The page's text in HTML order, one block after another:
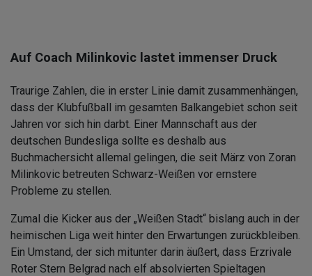
Auf Coach Milinkovic lastet immenser Druck
Traurige Zahlen, die in erster Linie damit zusammenhängen,
dass der Klubfußball im gesamten Balkangebiet schon seit
Jahren vor sich hin darbt. Einer Mannschaft aus der
deutschen Bundesliga sollte es deshalb aus
Buchmachersicht allemal gelingen, die seit März von Zoran
Milinkovic betreuten Schwarz-Weißen vor ernstere
Probleme zu stellen.
Zumal die Kicker aus der „Weißen Stadt“ bislang auch in der
heimischen Liga weit hinter den Erwartungen zurückbleiben.
Ein Umstand, der sich mitunter darin äußert, dass Erzrivale
Roter Stern Belgrad nach elf absolvierten Spieltagen